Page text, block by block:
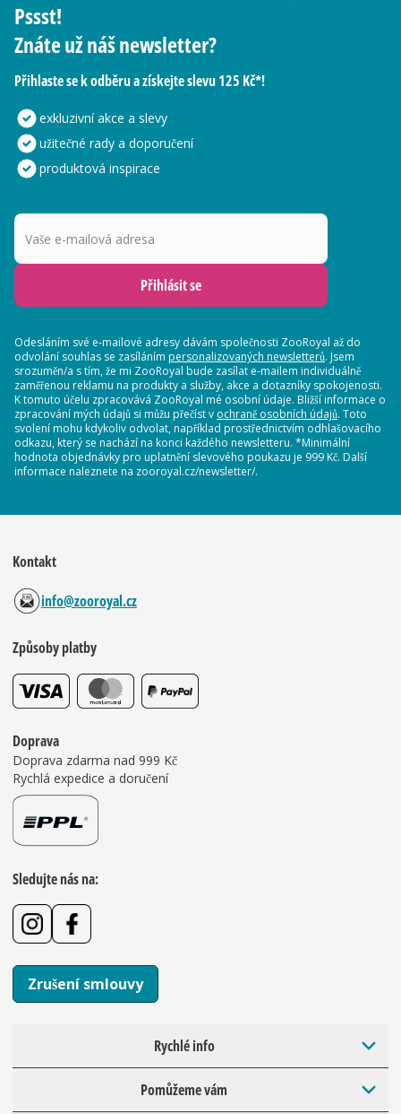
Pssst!
Znáte už náš newsletter?
Přihlaste se k odběru a získejte slevu 125 Kč*!
exkluzivní akce a slevy
užitečné rady a doporučení
produktová inspirace
Vaše e-mailová adresa
Přihlásit se
Odesláním své e-mailové adresy dávám společnosti ZooRoyal až do
odvolání souhlas se zasíláním personalizovaných newsletterů. Jsem
srozuměn/a s tím, že mi ZooRoyal bude zasílat e-mailem individuálně
zaměřenou reklamu na produkty a služby, akce a dotazníky spokojenosti.
K tomuto účelu zpracovává ZooRoyal mé osobní údaje. Bližší informace o
zpracování mých údajů si můžu přečíst v ochraně osobních údajů. Toto
svolení mohu kdykoliv odvolat, například prostřednictvím odhlašovacího
odkazu, který se nachází na konci každého newsletteru. *Minimální
hodnota objednávky pro uplatnění slevového poukazu je 999 Kč. Další
informace naleznete na zooroyal.cz/newsletter/.
Kontakt
info@zooroyal.cz
Způsoby platby
Doprava
Doprava zdarma nad 999 Kč
Rychlá expedice a doručení
Sledujte nás na:
Zrušení smlouvy
Rychlé info
Pomůžeme vám